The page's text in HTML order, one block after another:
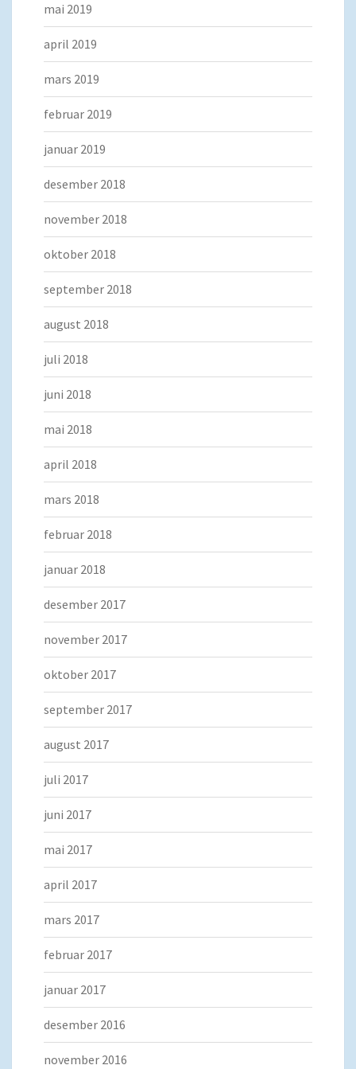
mai 2019
april 2019
mars 2019
februar 2019
januar 2019
desember 2018
november 2018
oktober 2018
september 2018
august 2018
juli 2018
juni 2018
mai 2018
april 2018
mars 2018
februar 2018
januar 2018
desember 2017
november 2017
oktober 2017
september 2017
august 2017
juli 2017
juni 2017
mai 2017
april 2017
mars 2017
februar 2017
januar 2017
desember 2016
november 2016